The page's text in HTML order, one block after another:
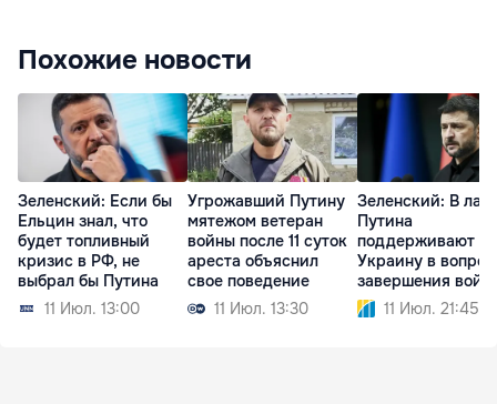
Похожие новости
Зеленский: Если бы
Ельцин знал, что
будет топливный
кризис в РФ, не
выбрал бы Путина
11 Июл. 13:00
Угрожавший Путину
мятежом ветеран
войны после 11 суток
ареста объяснил
свое поведение
11 Июл. 13:30
Зеленский: В
Путина
поддерживают
Украину в
завершения
11 Июл. 21:45